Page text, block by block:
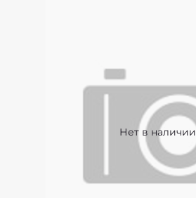
Нет в наличии